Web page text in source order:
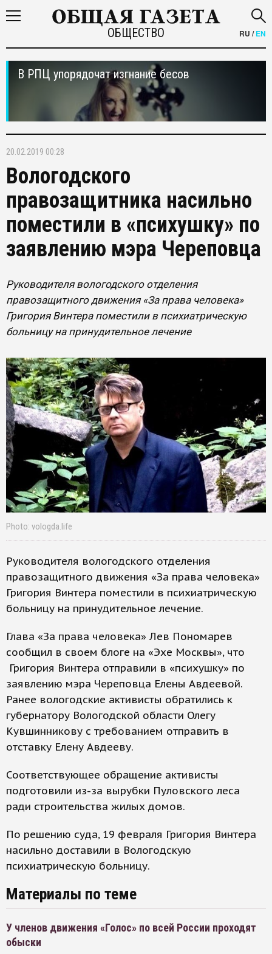
ОБЩЕСТВО RU /EN
В РПЦ упорядочат изгнание бесов
20.02.2019 00:28
Вологодского
правозащитника насильно
поместили в «психушку» по
заявлению мэра Череповца
Руководителя вологодского отделения
правозащитного движения «За права человека»
Григория Винтера поместили в психиатрическую
больницу на принудительное лечение
Photo: vologda.life
Руководителя вологодского отделения
правозащитного движения «За права человека»
Григория Винтера поместили в психиатрическую
больницу на принудительное лечение.
Глава «За права человека» Лев Пономарев
сообщил в своем блоге на «Эхе Москвы», что
Григория Винтера отправили в «психушку» по
заявлению мэра Череповца Елены Авдеевой.
Ранее вологодские активисты обратились к
губернатору Вологодской области Олегу
Кувшинникову с требованием отправить в
отставку Елену Авдееву.
Соответствующее обращение активисты
подготовили из-за вырубки Пуловского леса
ради строительства жилых домов.
По решению суда, 19 февраля Григория Винтера
насильно доставили в Вологодскую
психиатрическую больницу.
Материалы по теме
У членов движения «Голос» по всей России проходят
обыски